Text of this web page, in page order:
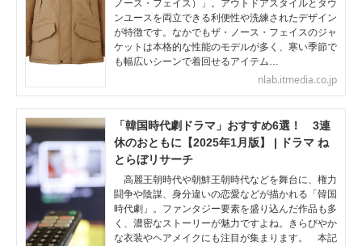
ノース・フェイス）」。アウトドアスタイルとタウ
ンユースを両立できる利便性や洗練されたデザイン
が特徴です。なかでもザ・ノース・フェイスのジャ
ケットは本格的な性能のモデルが多く、寒い季節で
も幅広いシーンで着回せるアイテム…
nlab.itmedia.co.jp
「韓国時代劇ドラマ」おすすめ6選！ 3連
休のおともに【2025年1月版】 | ドラマ ね
とらぼリサーチ
高麗王朝時代や朝鮮王朝時代などを舞台に、権力
闘争や陰謀、身分違いの恋愛などが描かれる「韓国
時代劇」。ファンタジー要素を盛り込んだ作品も多
く、濃密なストーリーが魅力ですよね。きらびやか
な衣装やヘアメイクにも注目が集まります。 本記